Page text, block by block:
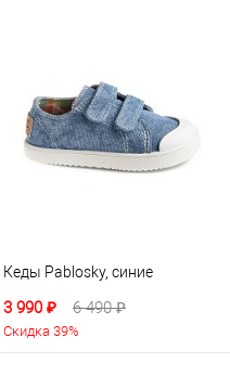
Кеды Pablosky, синие
3 990 ₽ 6 490 ₽
Скидка 39%